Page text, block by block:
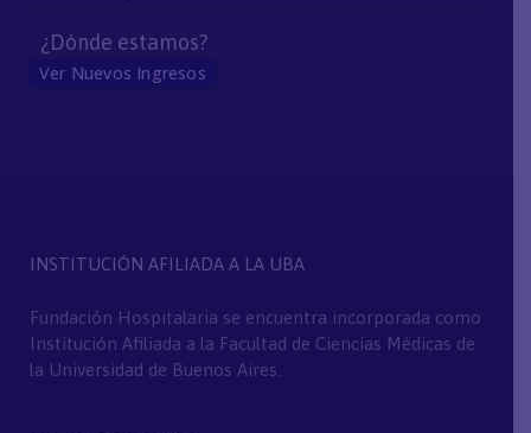
¿Dónde estamos?
Ver Nuevos Ingresos
INSTITUCIÓN AFILIADA A LA UBA
Fundación Hospitalaria se encuentra incorporada como
Institución Afiliada a la Facultad de Ciencias Médicas de
la Universidad de Buenos Aires.